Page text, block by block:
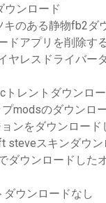
ウンロード
キのある静物fb2ダ
ドアプリを削除す
ヤレスドライバー
レントダウンロ
modsのダウンロ
ンをダウンロード
steveスキンダウン
ダウンロードした
ウンロードなし